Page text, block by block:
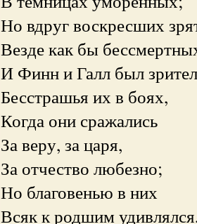
Но вдруг воскресших
Везде как бы
И Финн и Галл был
Бесстрашья их в боях,
Когда они сражались
За веру, за царя,
За отчество любезно;
Но благовенью в них
Всяк к родшим